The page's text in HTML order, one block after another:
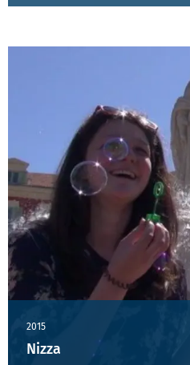
2015
Nizza